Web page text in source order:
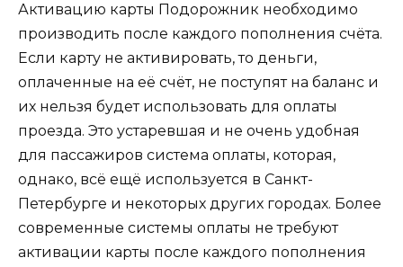
Активацию карты Подорожник необходимо
производить после каждого пополнения счёта.
Если карту не активировать, то деньги,
оплаченные на её счёт, не поступят на баланс и
их нельзя будет использовать для оплаты
проезда. Это устаревшая и не очень удобная
для пассажиров система оплаты, которая,
однако, всё ещё используется в Санкт-
Петербурге и некоторых других городах. Более
современные системы оплаты не требуют
активации карты после каждого пополнения